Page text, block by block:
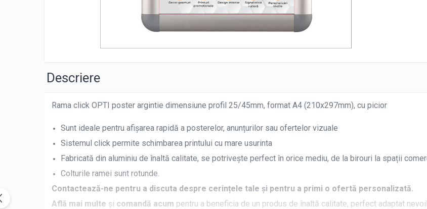
Descriere
Rama click OPTI poster argintie dimensiune profil 25/45mm, format A4 (210x297mm), cu picior
Sunt ideale pentru afișarea rapidă a posterelor, anunțurilor sau ofertelor vizuale
Sistemul click permite schimbarea printului cu mare usurinta
Fabricată din aluminiu de înaltă calitate, se potrivește perfect în orice mediu, de la birouri la spații
Colturile ramei sunt rotunde.
Contactează-ne pentru a discuta despre cerințele tale și pentru a primi o ofertă personalizată.
Află mai multe și comandă acum pentru a beneficia de un produs de înaltă calitate, perfect adaptat